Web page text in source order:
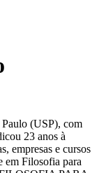
(USP), com
23 anos à
empresas e cursos
em Filosofia para